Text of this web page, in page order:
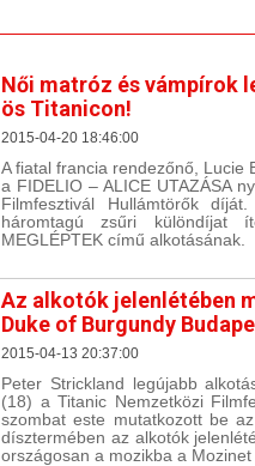
Női matróz és vámpírok
ös Titanicon!
2015-04-20 18:46:00
A fiatal francia rendezőnő, Lucie
a FIDELIO – ALICE UTAZÁSA
Filmfesztivál Hullámtörők
háromtagú zsűri különdíjat
MEGLÉPTEK című alkotásának.
Az alkotók jelenlétében
Duke of Burgundy
2015-04-13 20:37:00
Peter Strickland legújabb
(18) a Titanic Nemzetközi
szombat este mutatkozott be
dísztermében az alkotók
országosan a mozikba a